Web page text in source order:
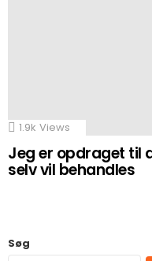
1.9k Views
Jeg er opdraget til
selv vil behandles
Søg